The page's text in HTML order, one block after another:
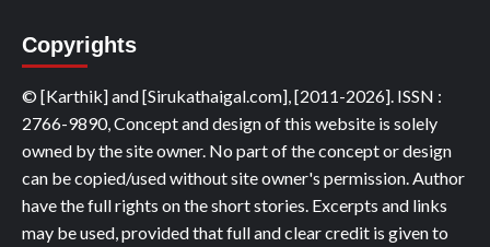
Copyrights
© [Karthik] and [Sirukathaigal.com], [2011-2026]. ISSN :
2766-9890, Concept and design of this website is solely
owned by the site owner. No part of the concept or design
can be copied/used without site owner's permission. Author
have the full rights on the short stories. Excerpts and links
may be used, provided that full and clear credit is given to